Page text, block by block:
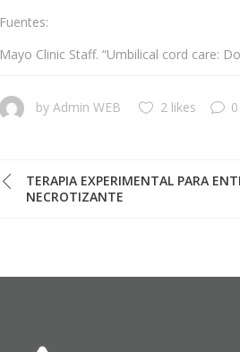
Fuentes:
Mayo Clinic Staff. “Umbilical cord care:
by Admin WEB 2 likes
TERAPIA EXPERIMENTAL PARA
NECROTIZANTE